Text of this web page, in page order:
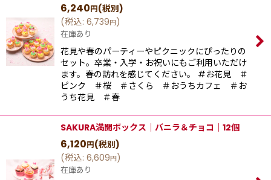
6,240円(税別)
(税込: 6,739円)
在庫あり
花見や春のパーティーやピクニックにぴったりの
セット。卒業・入学・お祝いにもご利用いただけ
ます。春の訪れを感じてください。 #お花見 ＃
ピンク ＃桜 ＃さくら ＃おうちカフェ ＃お
うち花見 ＃春
SAKURA満開ボックス｜バニラ＆チョコ｜12個
6,120円(税別)
(税込: 6,609円)
在庫あり